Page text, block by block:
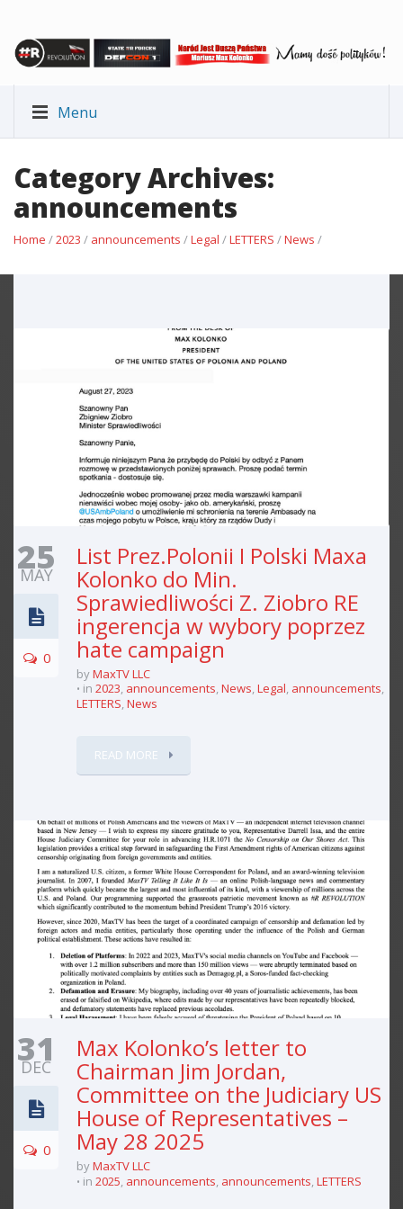
Menu
Category Archives:
announcements
Home /2023 / announcements /Legal /LETTERS /News /
25
MAY
0
List Prez.Polonii I Polski Maxa
Kolonko do Min.
Sprawiedliwości Z. Ziobro RE
ingerencja w wybory poprzez
hate campaign
byMaxTV LLC
in 2023, announcements,News,Legal, announcements,
LETTERS,News
READ MORE
31
DEC
0
Max Kolonko’s letter to
Chairman Jim Jordan,
Committee on the Judiciary US
House of Representatives –
May 28 2025
byMaxTV LLC
in 2025, announcements, announcements,LETTERS